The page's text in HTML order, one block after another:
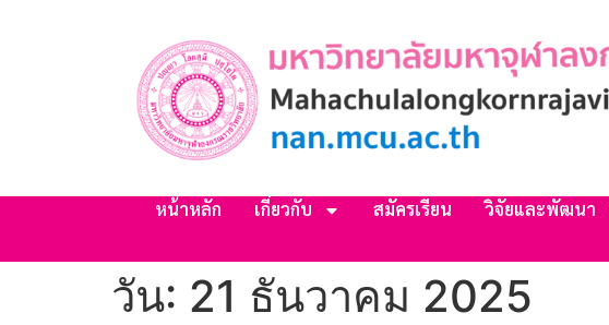
หน้าหลัก เกี่ยวกับ สมัครเรียน วิจัยและพัฒนา
วัน: 21 ธันวาคม 2025